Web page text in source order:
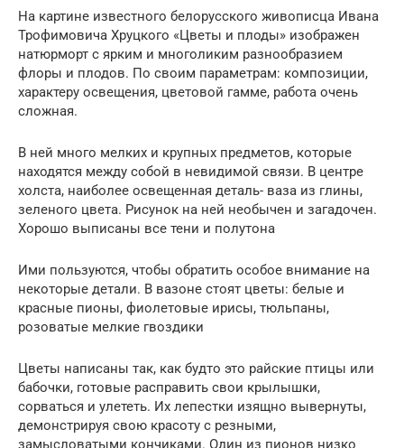
На картине известного белорусского живописца Ивана
Трофимовича Хруцкого «Цветы и плоды» изображен
натюрморт с ярким и многоликим разнообразием
флоры и плодов. По своим параметрам: композиции,
характеру освещения, цветовой гамме, работа очень
сложная.
В ней много мелких и крупных предметов, которые
находятся между собой в невидимой связи. В центре
холста, наиболее освещенная деталь- ваза из глины,
зеленого цвета. Рисунок на ней необычен и загадочен.
Хорошо выписаны все тени и полутона
Ими пользуются, чтобы обратить особое внимание на
некоторые детали. В вазоне стоят цветы: белые и
красные пионы, фиолетовые ирисы, тюльпаны,
розоватые мелкие гвоздики
Цветы написаны так, как будто это райские птицы или
бабочки, готовые расправить свои крылышки,
сорваться и улететь. Их лепестки изящно вывернуты,
демонстрируя свою красоту с резными,
замысловатыми кончиками. Один из пионов низко